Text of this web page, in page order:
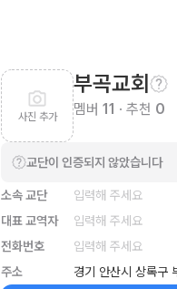
사진 추가
부곡교회
멤버 11 · 추천 0
교단이 인증되지 않았습니다
소속 교단
입력해 주세요
대표 교역자
입력해 주세요
전화번호
입력해 주세요
주소
경기 안산시 상록구